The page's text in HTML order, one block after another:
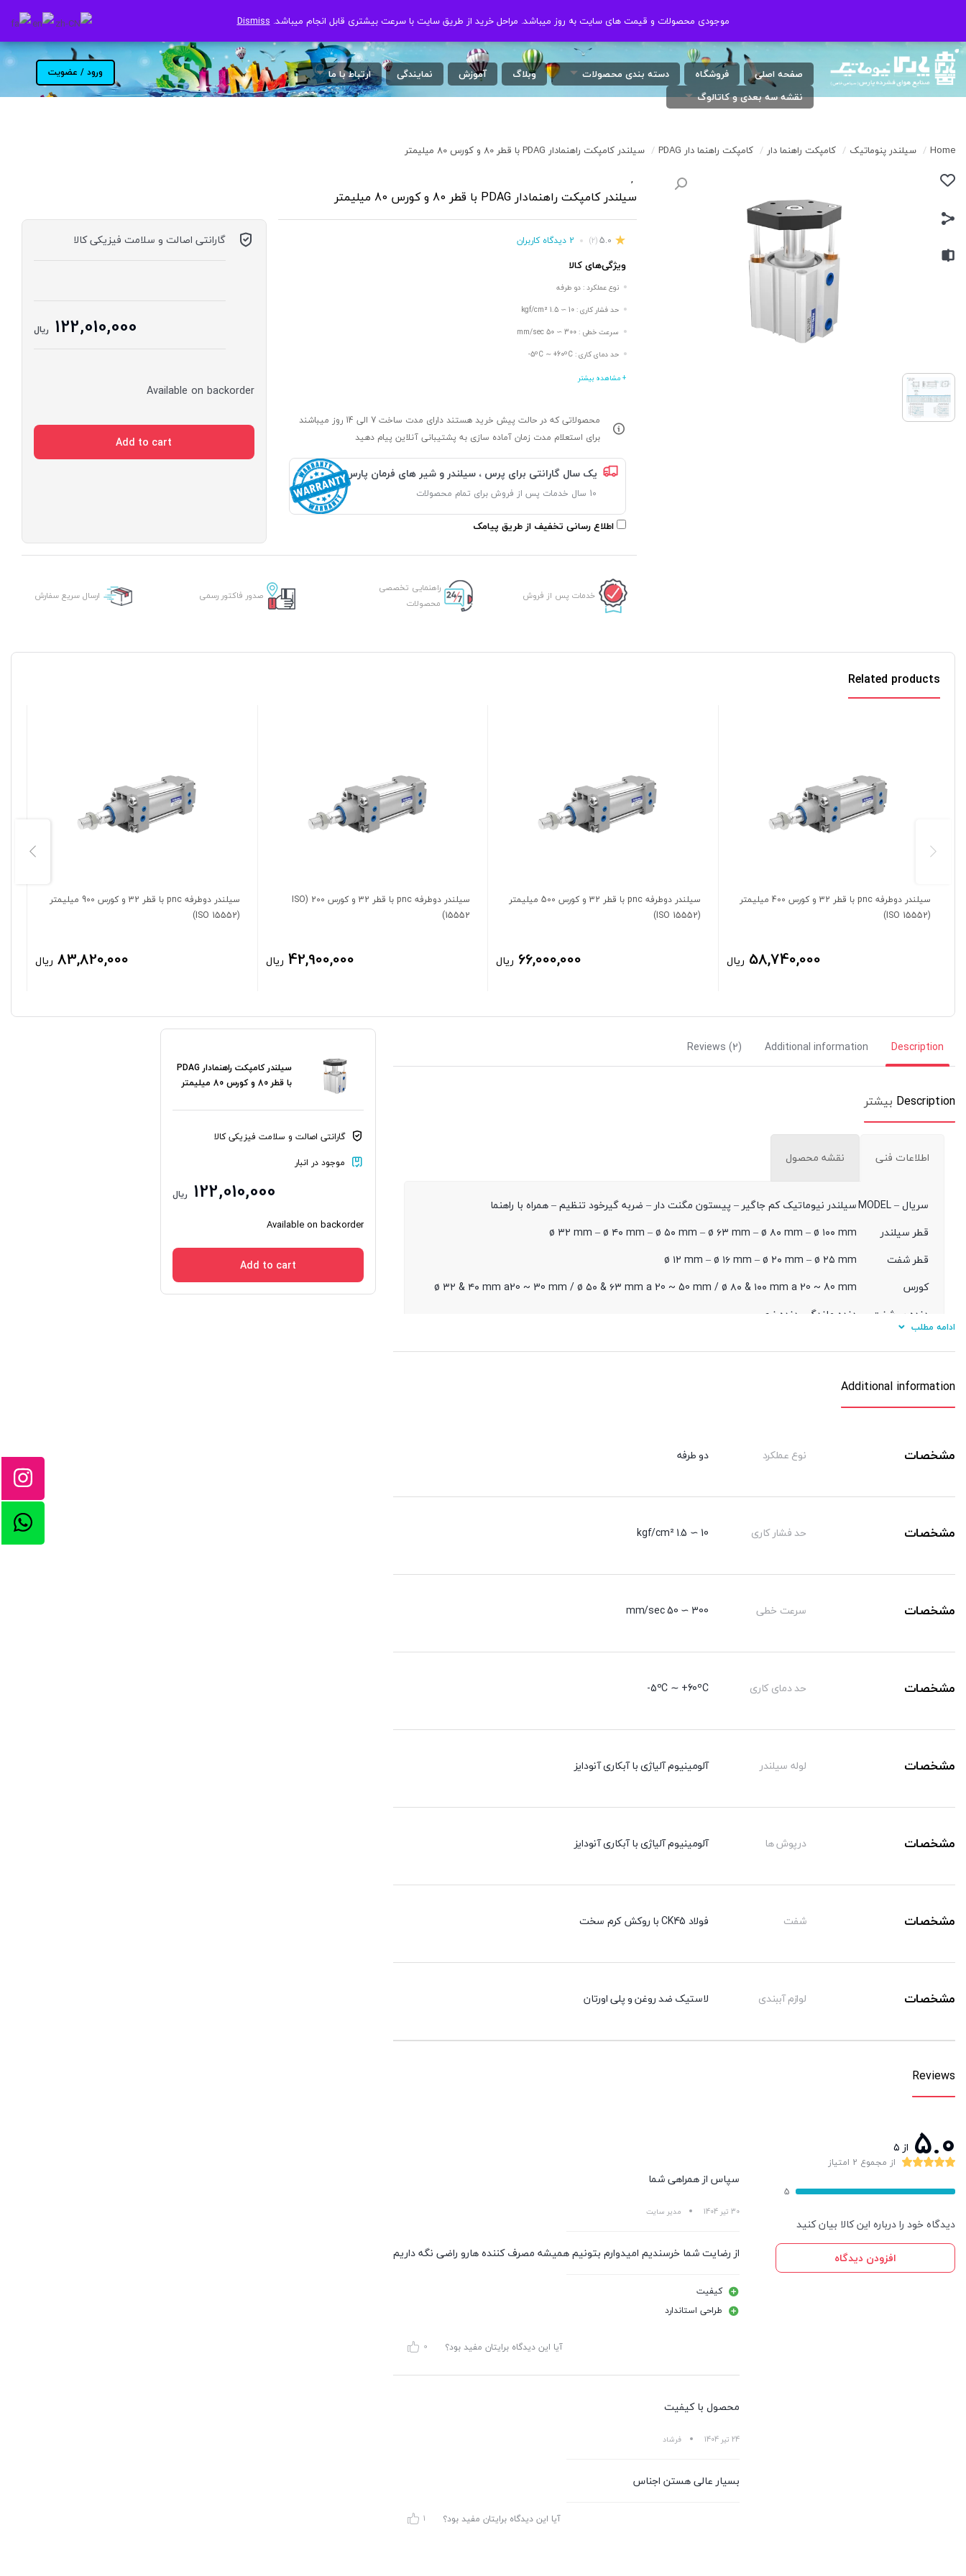
موجودی محصولات و قیمت های سایت به روز میباشد. مراحل خرید از طریق سایت با سرعت بیشتری قابل انجام میباشد.Dismiss شنبه الی چهارشنبه ( 17:30 / 8 ) پنجشنبه
صفحه اصلی فروشگاه دسته بندی محصولات وبلاگ آموزش نمایندگی
ارتباط با ما
نقشه سه بعدی و کاتالوگ
ورود / عضویت
موجودی محصولات و قیمت های سایت به روز میباشد. مراحل خرید از طریق سایت با سرعت بیشتری قابل انجام میباشد.Dismiss
Home
/ سیلندر پنوماتیک / کامپکت راهنما دار / کامپکت راهنما دار PDAG / سیلندر کامپکت راهنمادار PDAG با قطر 80 و کورس 80 میلیمتر
,
سیلندر کامپکت راهنمادار PDAG با قطر 80 و کورس 80 میلیمتر
5.0
(2) 2 دیدگاه کاربران
ویژگی‌های کالا
نوع عملکرد : دو طرفه
حد فشار کاری : 10 ∼ 1.5 kgf/cm²
سرعت خطی : 300 ∼ 50 mm/sec
حد دمای کاری : 5ºC ∼ +60ºC-
+ مشاهده بیشتر
محصولاتی که در حالت پیش خرید هستند دارای مدت ساخت 7 الی 14 روز میباشند
برای استعلام مدت زمان آماده سازی به پشتیبانی آنلاین پیام دهید
یک سال گارانتی برای پرس ، سیلندر و شیر های فرمان پارس
10 سال خدمات پس از فروش برای تمام محصولات
اطلاع رسانی تخفیف از طریق پیامک
گارانتی اصالت و سلامت فیزیکی کالا
122,010,000 ریال
Available on backorder
Add to cart
خدمات پس از فروش
راهنمایی تخصصی
محصولات
صدور فاکتور رسمی ارسال سریع سفارش
Related products
سیلندر دوطرفه pnc با قطر 32 و کورس 400 میلیمتر
(ISO 15552)
58,740,000 ریال
سیلندر دوطرفه pnc با قطر 32 و کورس 500 میلیمتر
(ISO 15552)
66,000,000 ریال
سیلندر دوطرفه pnc با قطر 32 و کورس 200 (ISO
15552)
42,900,000 ریال
سیلندر دوطرفه pnc با قطر 32 و کورس 900 میلیمتر
(ISO 15552)
83,820,000 ریال
Description
Additional information
Reviews (2)
Description بیشتر
اطلاعات فنی نقشه محصول
سریال – MODEL
سیلندر نیوماتیک کم جاگیر – پیستون مگنت دار – ضربه گیرخود تنظیم – همراه با راهنما
قطر سیلندر
ø ۳۲ mm – ø ۴۰ mm – ø ۵۰ mm – ø ۶۳ mm – ø ۸۰ mm – ø ۱۰۰ mm
قطر شفت
ø ۱۲ mm – ø ۱۶ mm – ø ۲۰ mm – ø ۲۵ mm
کورس
ø ۳۲ & ۴۰ mm a20 ~ 30 mm / ø ۵۰ & ۶۳ mm a 20 ~ 50 mm / ø ۸۰ & ۱۰۰ mm a 20 ~ 80 mm
دنده سرشفت
دنده ماندگی ,دنده نری
ادامه مطلب
Additional information
مشخصات نوع عملکرد دو طرفه
مشخصات حد فشار کاری 10 ∼ 1.5 kgf/cm²
مشخصات سرعت خطی 300 ∼ 50 mm/sec
مشخصات حد دمای کاری 5ºC ∼ +60ºC-
مشخصات لوله سیلندر آلومینیوم آلیاژی با آبکاری آنودایز
مشخصات درپوش ها آلومینیوم آلیاژی با آبکاری آنودایز
مشخصات شفت فولاد CK45 با روکش کرم سخت
مشخصات لوازم آببندی لاستیک ضد روغن و پلی اورتان
Reviews
5.0 از ۵
از مجموع 2 امتیاز
5
دیدگاه خود را درباره این کالا بیان کنید
افزودن دیدگاه
سپاس از همراهی شما
30 تیر 1404 مدیر سایت
از رضایت شما خرسندیم امیدوارم بتونیم همیشه مصرف کننده هارو راضی نگه داریم
کیفیت
طراحی استاندارد
آیا این دیدگاه برایتان مفید بود؟ 0
محصول با کیفیت
24 تیر 1404 فرشاد
بسیار عالی هستن اجناس
آیا این دیدگاه برایتان مفید بود؟ 1
سیلندر کامپکت راهنمادار PDAG
با قطر 80 و کورس 80 میلیمتر
گارانتی اصالت و سلامت فیزیکی کالا
موجود در انبار
122,010,000 ریال
Available on backorder
Add to cart